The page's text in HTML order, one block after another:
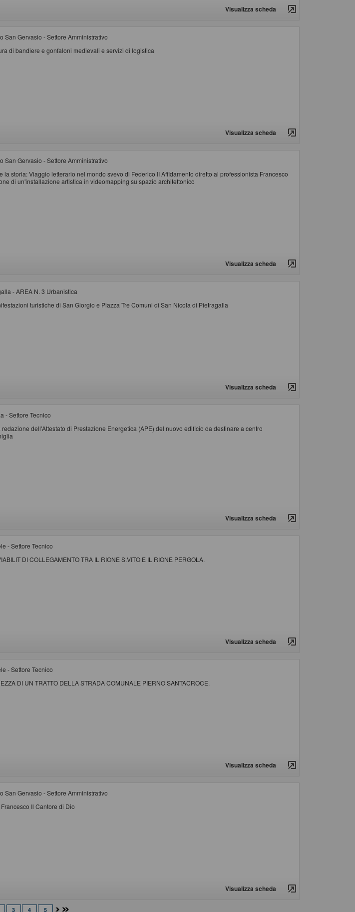
Visualizza scheda
San Gervasio - Settore Amministrativo
di bandiere e gonfaloni medievali e servizi di logistica
Visualizza scheda
San Gervasio - Settore Amministrativo
la storia: Viaggio letterario nel mondo svevo di Federico II Affidamento diretto al professionista Francesco
di un'installazione artistica in videomapping su spazio architettonico
Visualizza scheda
- AREA N. 3 Urbanistica
turistiche di San Giorgio e Piazza Tre Comuni di San Nicola di Pietragalla
Visualizza scheda
- Settore Tecnico
dell'Attestato di Prestazione Energetica (APE) del nuovo edificio da destinare a centro
Visualizza scheda
- Settore Tecnico
DI COLLEGAMENTO TRA IL RIONE S.VITO E IL RIONE PERGOLA.
Visualizza scheda
- Settore Tecnico
DI UN TRATTO DELLA STRADA COMUNALE PIERNO SANTACROCE.
Visualizza scheda
San Gervasio - Settore Amministrativo
Il Cantore di Dio
Visualizza scheda